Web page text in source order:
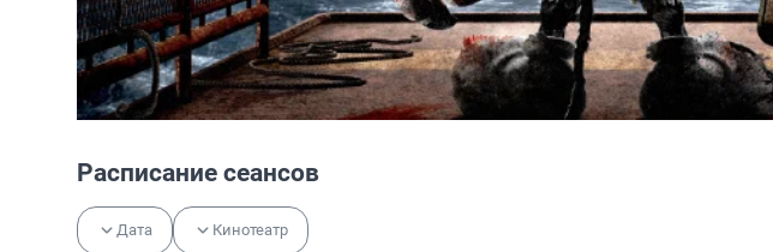
Расписание сеансов
Дата Кинотеатр